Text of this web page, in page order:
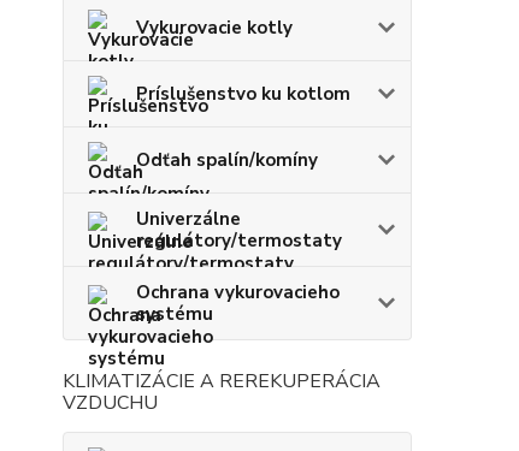
Vykurovacie kotly
Príslušenstvo ku kotlom
Odťah spalín/komíny
Univerzálne
regulátory/termostaty
Ochrana vykurovacieho
systému
KLIMATIZÁCIE A REREKUPERÁCIA
VZDUCHU